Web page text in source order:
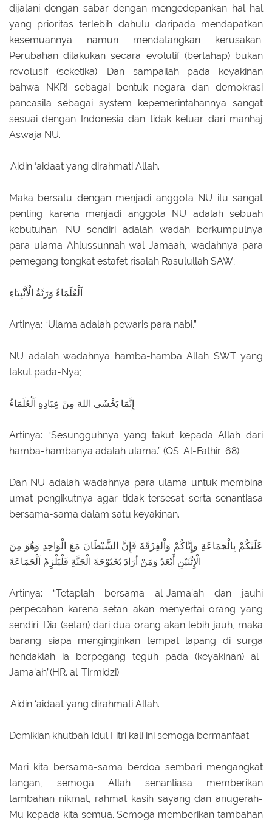
dijalani dengan sabar dengan mengedepankan hal hal
yang prioritas terlebih dahulu daripada mendapatkan
kesemuannya namun mendatangkan kerusakan.
Perubahan dilakukan secara evolutif (bertahap) bukan
revolusif (seketika). Dan sampailah pada keyakinan
bahwa NKRI sebagai bentuk negara dan demokrasi
pancasila sebagai system kepemerintahannya sangat
sesuai dengan Indonesia dan tidak keluar dari manhaj
Aswaja NU.
‘Aidin ‘aidaat yang dirahmati Allah.
Maka bersatu dengan menjadi anggota NU itu sangat
penting karena menjadi anggota NU adalah sebuah
kebutuhan. NU sendiri adalah wadah berkumpulnya
para ulama Ahlussunnah wal Jamaah, wadahnya para
pemegang tongkat estafet risalah Rasulullah SAW;
اَلْعُلَمَاءُ وَرَثَةُ الْأَنْبِيَاءِ
Artinya: “Ulama adalah pewaris para nabi.”
NU adalah wadahnya hamba-hamba Allah SWT yang
takut pada-Nya;
إِنَّمَا يَخْشَى اللهَ مِنْ عِبَادِهِ اَلْعُلَمَاءُ
Artinya: “Sesungguhnya yang takut kepada Allah dari
hamba-hambanya adalah ulama.” (QS. Al-Fathir: 68)
Dan NU adalah wadahnya para ulama untuk membina
umat pengikutnya agar tidak tersesat serta senantiasa
bersama-sama dalam satu keyakinan.
عَلَيْكُمْ بِالْجَمَاعَةِ وإِيَّاكُمْ وَاْلفِرْقَةَ فَإِنَّ الشَّيْطَانَ مَعَ الْوَاحِدِ وَهُوَ مِنَ
الْإِثْنَيْنِ أَبْعَدُ وَمَنْ أرَادَ بُحْبُوْحَةَ الْجَنَّةِ فَلْيَلْزِمْ اَلْجَمَاعَةَ
Artinya: “Tetaplah bersama al-Jama’ah dan jauhi
perpecahan karena setan akan menyertai orang yang
sendiri. Dia (setan) dari dua orang akan lebih jauh, maka
barang siapa menginginkan tempat lapang di surga
hendaklah ia berpegang teguh pada (keyakinan) al-
Jama’ah”(HR. al-Tirmidzi).
‘Aidin ‘aidaat yang dirahmati Allah.
Demikian khutbah Idul Fitri kali ini semoga bermanfaat.
Mari kita bersama-sama berdoa sembari mengangkat
tangan, semoga Allah senantiasa memberikan
tambahan nikmat, rahmat kasih sayang dan anugerah-
Mu kepada kita semua. Semoga memberikan tambahan